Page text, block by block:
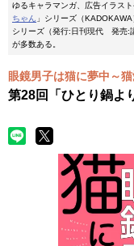
ゆるキャラマンガ、広告イラス
ちゃん
」シリーズ（
シリーズ（発行:日刊現代 発売:
が多数ある。
眼鏡男子は猫に夢中～
第28回「ひとり鍋よ